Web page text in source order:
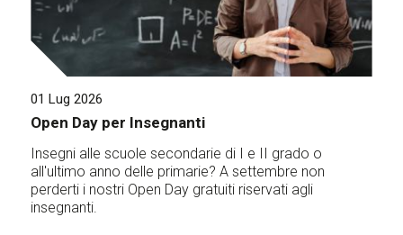
01 Lug 2026
Open Day per Insegnanti
Insegni alle scuole secondarie di I e II grado o
all'ultimo anno delle primarie? A settembre non
perderti i nostri Open Day gratuiti riservati agli
insegnanti.